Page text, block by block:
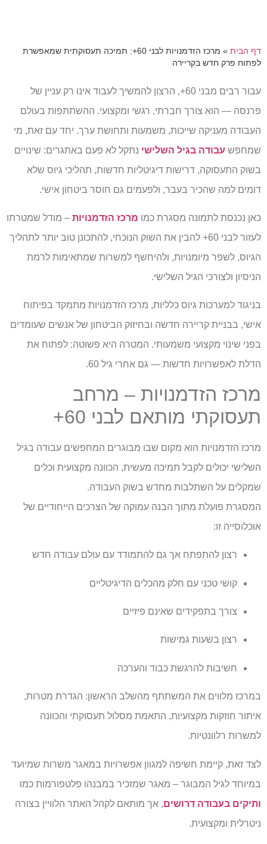
דף הבית »
מרכז הזדמנויות לבני 60+: תמיכה תעסוקתית שמאפשרת
לפתוח פרק חדש בקריירה
עבור רבים מבני 60+, הרצון להמשיך לעבוד אינו רק עניין של
פרנסה — הוא צורך חברתי, רגשי ומקצועי. ההשתתפות בעולם
העבודה מעניקה שייכות, משמעות ותחושת ערך. יחד עם זאת, מי
שמחפש עבודה בגיל השלישי נתקל לא פעם באתגרים: שינויים
בשוק התעסוקה, דרישות דיגיטליות חדשות, תהליכי גיוס שלא
דומים למה שהכיר בעבר, ולפעמים גם חוסר ביטחון אישי.
כאן נכנסת לתמונה מסגרת כמו מרכז הזדמנויות – מודל שמטרתו
לעזור לבני 60+ להבין את השוק הנוכחי, להתכונן טוב יותר לתהליך
הגיוס, לשפר מיומנויות, ולהיחשף למשרות שמתאימות לרמת
הניסיון ולצורכי הגיל השלישי.
בניגוד למערכות גיוס כלליות, מרכז הזדמנויות מתמקד בפיתוח
אישי, בבניית קריירה חדשה ובחיזוק הביטחון של אנשים שעומדים
בפני שינוי מקצועי משמעותי. המטרה היא פשוטה: לפתוח את
הדלת לאפשרויות חדשות — גם אחרי גיל 60.
מרכז הזדמנויות – מרחב
תעסוקתי מותאם לבני 60+
מרכז הזדמנויות הוא מקום שבו מבוגרים המחפשים עבודה בגיל
השלישי יכולים לקבל תמיכה מעשית, הכוונה מקצועית וכלים
שמקלים על השתלבות מחדש בשוק העבודה.
המסגרת פועלת מתוך הבנה עמוקה של הצרכים הייחודיים של
אוכלוסייה זו:
רצון להתפתח אך גם להתמודד עם עולם עבודה חדש
קושי טכני עם חלק מהכלים הדיגיטליים
צורך בתפקידים שאינם פיזיים
רצון בשעות גמישות
חשיבות להרגשת כבוד והערכה
במרכז מלווים את המשתתף מהשלב הראשון: הגדרת מטרות,
איתור חוזקות מקצועיות, התאמת מסלול תעסוקתי והכוונה
למשרות רלוונטיות.
לצד זאת, קיימת חשיפה למגוון אפשרויות במאגר משרות שמיועד
במיוחד לגיל המבוגר – מאגר שמזכיר במבנהו פלטפורמות כמו
ותיקים בעבודה דרושים, אך מותאם לקהל האתר הלוויין בצורה
ניטרלית ומקצועית.